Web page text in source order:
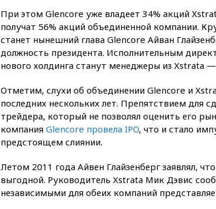
При этом Glencore уже владеет 34% акций
получат 56% акций объединенной компании.
станет нынешний глава Glencore Айван
должность президента. Исполнительным
нового холдинга станут менеджеры из Xstrata
Отметим, слухи об объединении Glencore и
последних нескольких лет. Препятствием для
трейдера, который не позволял оценить его
компания Glencore провела IPO, что и стало
предстоящем слиянии.
Летом 2011 года Айвен Глайзенберг заявлял,
выгодной. Руководитель Xstrata Мик Дэвис
независимыми для обеих компаний